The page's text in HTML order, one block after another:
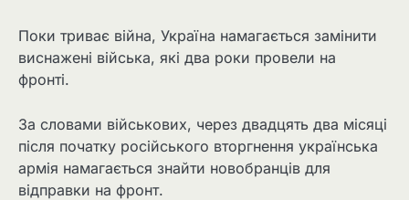
Поки триває війна, Україна намагається замінити
виснажені війська, які два роки провели на
фронті.
За словами військових, через двадцять два місяці
після початку російського вторгнення українська
армія намагається знайти новобранців для
відправки на фронт.